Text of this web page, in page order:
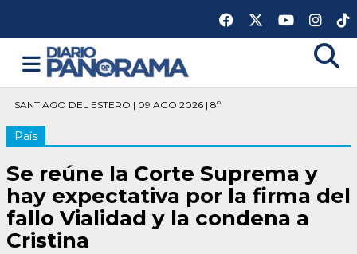
SANTIAGO DEL ESTERO | 09 AGO 2026 | 8º
País
Se reúne la Corte Suprema y
hay expectativa por la firma del
fallo Vialidad y la condena a
Cristina